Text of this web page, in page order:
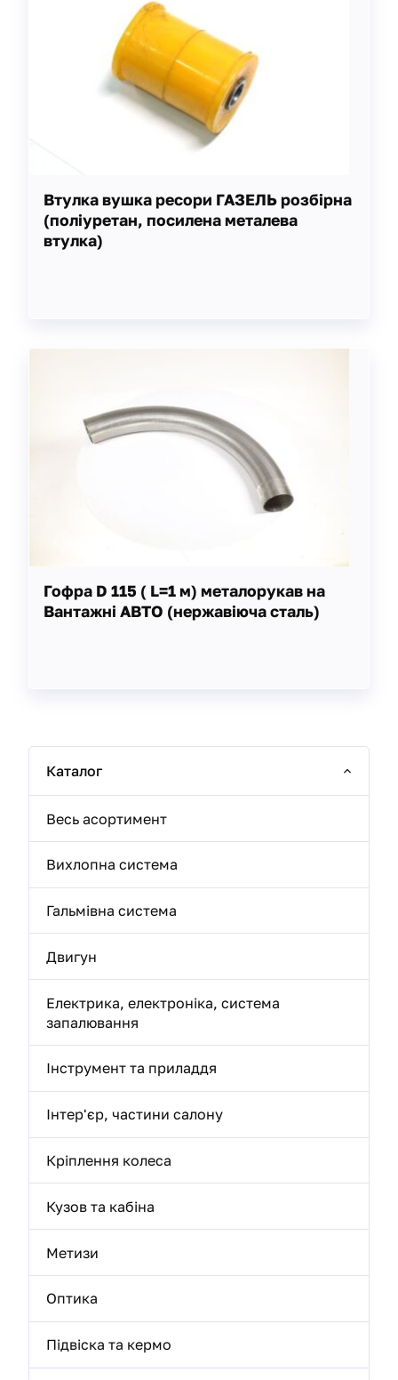
Втулка вушка ресори ГАЗЕЛЬ розбірна
(поліуретан, посилена металева
втулка)
Гофра D 115 ( L=1 м) металорукав на
Вантажні АВТО (нержавіюча сталь)
Каталог
Весь асортимент
Вихлопна система
Гальмівна система
Двигун
Електрика, електроніка, система
запалювання
Інструмент та приладдя
Інтер'єр, частини салону
Кріплення колеса
Кузов та кабіна
Метизи
Оптика
Підвіска та кермо